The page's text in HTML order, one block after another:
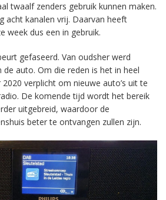
twaalf zenders gebruik kunnen maken.
acht kanalen vrij. Daarvan heeft
week dus een in gebruik.
gefaseerd. Van oudsher werd
auto. Om die reden is het in heel
verplicht om nieuwe auto’s uit te
De komende tijd wordt het bereik
uitgebreid, waardoor de
beter te ontvangen zullen zijn.